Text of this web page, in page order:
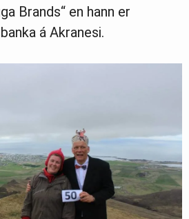
Brands“ en hann er
á Akranesi.